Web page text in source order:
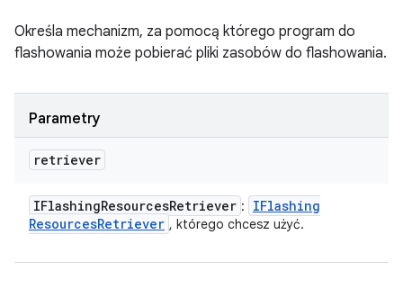
Określa mechanizm, za pomocą którego program do
flashowania może pobierać pliki zasobów do flashowania.
Parametry
retriever
IFlashingResourcesRetriever :
IFlashing
ResourcesRetriever , którego chcesz użyć.